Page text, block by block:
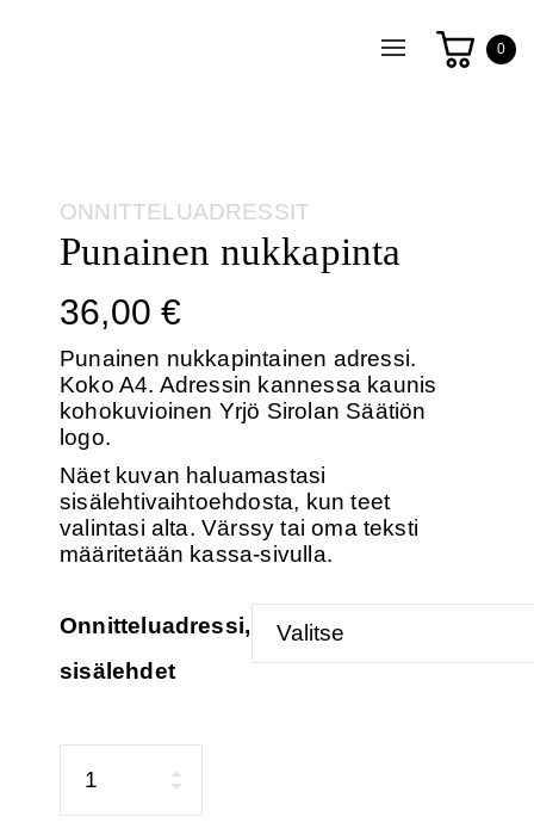
Toggle
0
Category:
ONNITTELUADRESSIT
Punainen nukkapinta
36,00€
Punainen nukkapintainen adressi.
Koko A4. Adressin kannessa kaunis
kohokuvioinen Yrjö Sirolan Säätiön
logo.
Näet kuvan haluamastasi
sisälehtivaihtoehdosta, kun teet
valintasi alta. Värssy tai oma teksti
määritetään kassa-sivulla.
Onnitteluadressi,
sisälehdet